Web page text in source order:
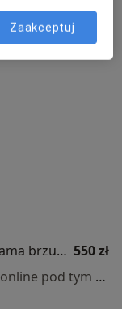
Pakiet kontrolny USG dla kobiet (jama brzuszna, tarczyca, piersi) 550 zł
Specjalista nie oferuje umawiania online pod tym adresem.
Zaakceptuj